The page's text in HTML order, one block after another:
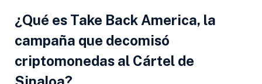
¿Qué es Take Back America, la
campaña que decomisó
criptomonedas al Cártel de